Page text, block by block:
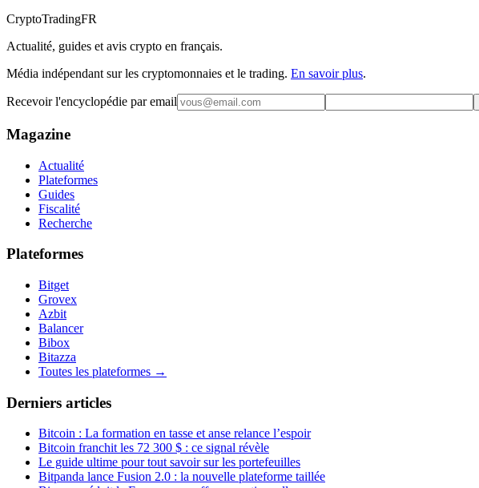
CryptoTradingFR
Actualité, guides et avis crypto en français.
Média indépendant sur les cryptomonnaies et le trading. En savoir plus.
Recevoir l'encyclopédie par email
Magazine
Actualité
Plateformes
Guides
Fiscalité
Recherche
Plateformes
Bitget
Grovex
Azbit
Balancer
Bibox
Bitazza
Toutes les plateformes →
Derniers articles
Bitcoin : La formation en tasse et anse relance l’espoir
Bitcoin franchit les 72 300 $ : ce signal révèle
Le guide ultime pour tout savoir sur les portefeuilles
Bitpanda lance Fusion 2.0 : la nouvelle plateforme taillée